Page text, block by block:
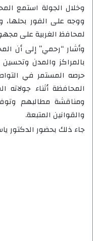
وخلال الجولة استمع
ووجه على الفور
لمحافظ الغربية على
وأشار “رحمي” إلى أن
بالمراكز والمدن
حرصه المستمر في
المحافظة أثناء جولاته
ومناقشة مطالبهم
والقوانين المتبعة.
جاء ذلك بحضور الدكتور